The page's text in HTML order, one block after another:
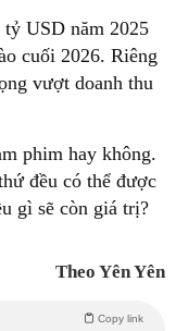
USD năm 2025
cuối 2026. Riêng
vượt doanh thu
phim hay không.
đều có thể được
gì sẽ còn giá trị?
Theo Yên Yên
Copy link